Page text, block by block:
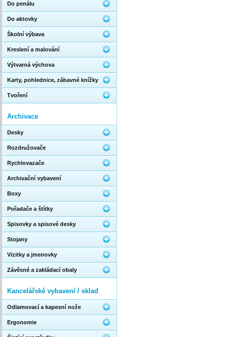
Do penálu
Do aktovky
Školní výbava
Kreslení a malování
Výtvarná výchova
Karty, pohlednice, zábavné knížky
Tvoření
Archivace
Desky
Rozdružovače
Rychlovazače
Archivační vybavení
Boxy
Pořadače a štítky
Spisovky a spisové desky
Stojany
Vizitky a jmenovky
Závěsné a zakládací obaly
Kancelářské vybavení / sklad
Odlamovací a kapesní nože
Ergonomie